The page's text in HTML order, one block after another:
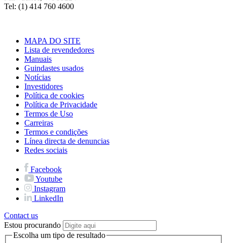
Tel: (1) 414 760 4600
MAPA DO SITE
Lista de revendedores
Manuais
Guindastes usados
Notícias
Investidores
Política de cookies
Política de Privacidade
Termos de Uso
Carreiras
Termos e condições
Línea directa de denuncias
Redes sociais
Facebook
Youtube
Instagram
LinkedIn
Contact us
Estou procurando
Escolha um tipo de resultado